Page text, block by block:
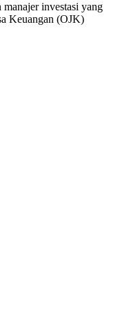
manajer investasi yang
Keuangan (OJK)